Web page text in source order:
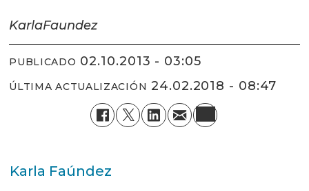
KarlaFaundez
PUBLICADO 02.10.2013 - 03:05
ÚLTIMA ACTUALIZACIÓN 24.02.2018 - 08:47
Karla Faúndez